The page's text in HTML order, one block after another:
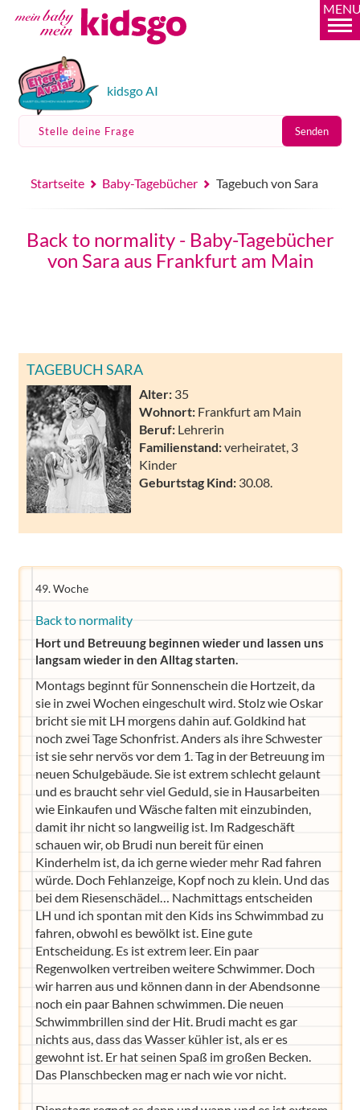
kidsgo AI
Stelle deine Frage Senden
Startseite Baby-Tagebücher Tagebuch von Sara
Back to normality - Baby-Tagebücher
von Sara aus Frankfurt am Main
TAGEBUCH SARA
Alter: 35
Wohnort: Frankfurt am Main
Beruf: Lehrerin
Familienstand:verheiratet, 3
Kinder
Geburtstag Kind: 30.08.
49. Woche
Back to normality
Hort und Betreuung beginnen wieder und lassen uns
langsam wieder in den Alltag starten.
Montags beginnt für Sonnenschein die Hortzeit, da
sie in zwei Wochen eingeschult wird. Stolz wie Oskar
bricht sie mit LH morgens dahin auf. Goldkind hat
noch zwei Tage Schonfrist. Anders als ihre Schwester
ist sie sehr nervös vor dem 1. Tag in der Betreuung im
neuen Schulgebäude. Sie ist extrem schlecht gelaunt
und es braucht sehr viel Geduld, sie in Hausarbeiten
wie Einkaufen und Wäsche falten mit einzubinden,
damit ihr nicht so langweilig ist. Im Radgeschäft
schauen wir, ob Brudi nun bereit für einen
Kinderhelm ist, da ich gerne wieder mehr Rad fahren
würde. Doch Fehlanzeige, Kopf noch zu klein. Und das
bei dem Riesenschädel… Nachmittags entscheiden
LH und ich spontan mit den Kids ins Schwimmbad zu
fahren, obwohl es bewölkt ist. Eine gute
Entscheidung. Es ist extrem leer. Ein paar
Regenwolken vertreiben weitere Schwimmer. Doch
wir harren aus und können dann in der Abendsonne
noch ein paar Bahnen schwimmen. Die neuen
Schwimmbrillen sind der Hit. Brudi macht es gar
nichts aus, dass das Wasser kühler ist, als er es
gewohnt ist. Er hat seinen Spaß im großen Becken.
Das Planschbecken mag er nach wie vor nicht.